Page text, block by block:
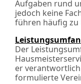
Aufgaben rund
jedoch keine
führen häufig zu
Der
er
formulierte